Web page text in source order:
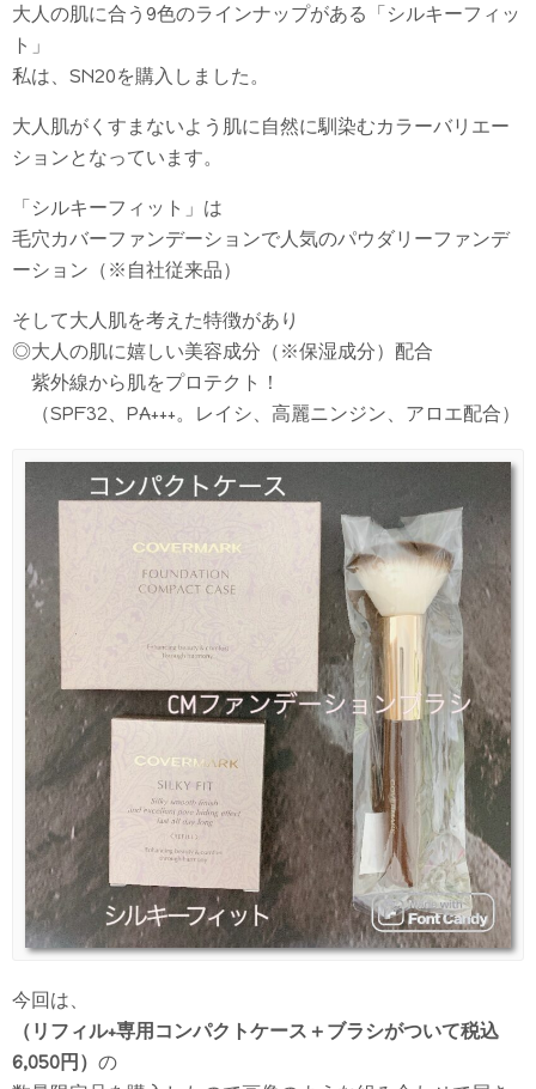
大人の肌に合う9色のラインナップがある「シルキーフィッ
ト」
私は、SN20を購入しました。
大人肌がくすまないよう肌に自然に馴染むカラーバリエー
ションとなっています。
「シルキーフィット」は
毛穴カバーファンデーションで人気のパウダリーファンデ
ーション（※自社従来品）
そして大人肌を考えた特徴があり
◎大人の肌に嬉しい美容成分（※保湿成分）配合
紫外線から肌をプロテクト！
（SPF32、PA+++。レイシ、高麗ニンジン、アロエ配合）
今回は、
（リフィル+専用コンパクトケース＋ブラシがついて税込
6,050円） の